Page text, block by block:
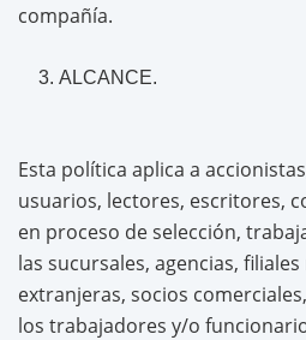
compañía.
ALCANCE.
Esta política aplica a
usuarios, lectores, escritores,
en proceso de selección,
las sucursales, agencias,
extranjeras, socios
los trabajadores y/o